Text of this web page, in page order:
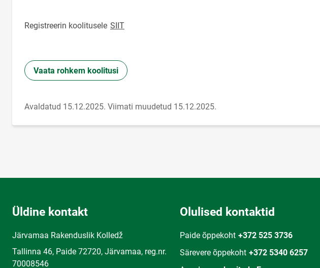
Registreerin koolitusele SIIT
Vaata rohkem koolitusi
Avaldatud 15.12.2025. Viimati muudetud 15.12.2025.
Üldine kontakt
Järvamaa Rakenduslik Kolledž
Tallinna 46, Paide 72720, Järvamaa, reg.nr.
70008546
Olulised kontaktid
Paide õppekoht +372 525 3736
Särevere õppekoht +372 5340 6257